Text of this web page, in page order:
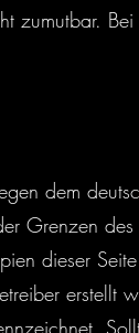
zumutbar.
dem
Grenzen
dieser
erstellt